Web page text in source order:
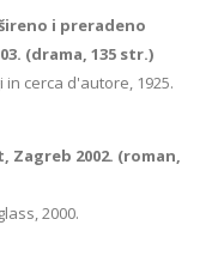
i preradeno
(drama, 135 str.)
cerca d'autore, 1925.
Zagreb 2002. (roman,
2000.